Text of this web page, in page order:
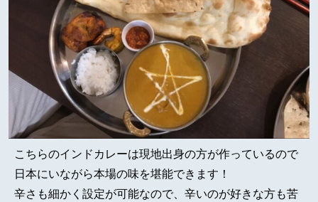
こちらのインドカレーは現地出身の方が作っているので
日本にいながら本場の味を堪能できます！
辛さも細かく設定が可能なので、辛いのが好きな方も苦